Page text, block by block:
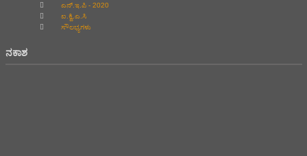
ಎನ್.ಇ.ಪಿ - 2020
ಐ.ಕ್ವಿ.ಎ.ಸಿ
ಸೌಲಭ್ಯಗಳು
ನಕಾಶ